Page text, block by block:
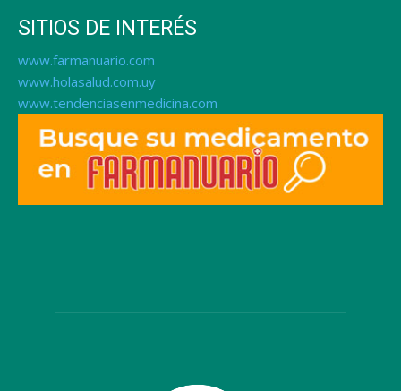
SITIOS DE INTERÉS
www.farmanuario.com
www.holasalud.com.uy
www.tendenciasenmedicina.com